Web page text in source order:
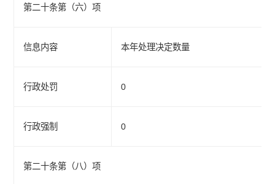
第二十条第（六）项
信息内容 本年处理决定数量
行政处罚 0
行政强制 0
第二十条第（八）项